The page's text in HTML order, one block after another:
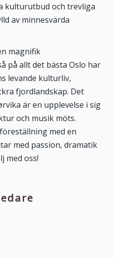
kulturutbud och trevliga
av minnesvärda
magnifik
på allt det bästa Oslo har
levande kulturliv,
fjordlandskap. Det
är en upplevelse i sig
och musik möts.
med en
med passion, dramatik
med oss!